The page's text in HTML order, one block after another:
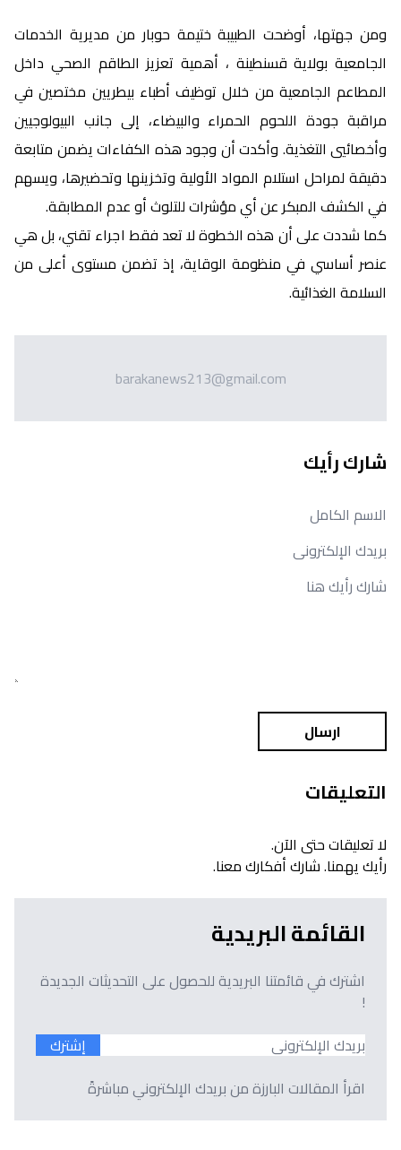
ومن جهتها، أوضحت الطبيبة ختيمة حوبار من مديرية الخدمات
الجامعية بولاية قسنطينة ، أهمية تعزيز الطاقم الصحي داخل
المطاعم الجامعية من خلال توظيف أطباء بيطريين مختصين في
مراقبة جودة اللحوم الحمراء والبيضاء، إلى جانب البيولوجيين
وأخصائيي التغذية. وأكدت أن وجود هذه الكفاءات يضمن متابعة
دقيقة لمراحل استلام المواد الأولية وتخزينها وتحضيرها، ويسهم
في الكشف المبكر عن أي مؤشرات للتلوث أو عدم المطابقة.
كما شددت على أن هذه الخطوة لا تعد فقط اجراء تقني، بل هي
عنصر أساسي في منظومة الوقاية، إذ تضمن مستوى أعلى من
السلامة الغذائية.
barakanews213@gmail.com
شارك رأيك
ارسال
التعليقات
لا تعليقات حتى الآن.
رأيك يهمنا. شارك أفكارك معنا.
القائمة البريدية
اشترك في قائمتنا البريدية للحصول على التحديثات الجديدة
!
إشترك
اقرأ المقالات البارزة من بريدك الإلكتروني مباشرةً